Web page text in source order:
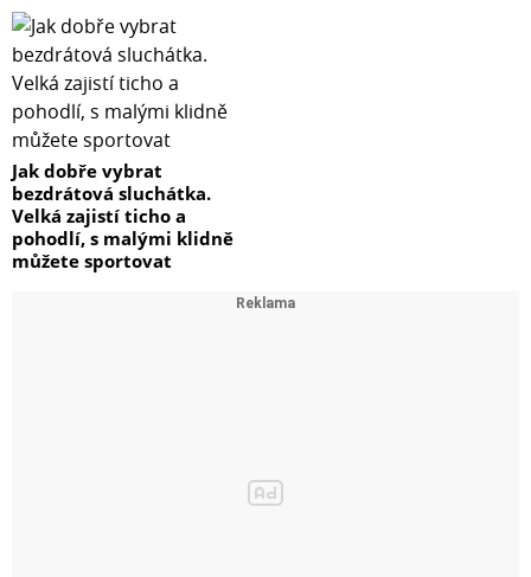
Jak dobře vybrat
bezdrátová sluchátka.
Velká zajistí ticho a
pohodlí, s malými klidně
můžete sportovat